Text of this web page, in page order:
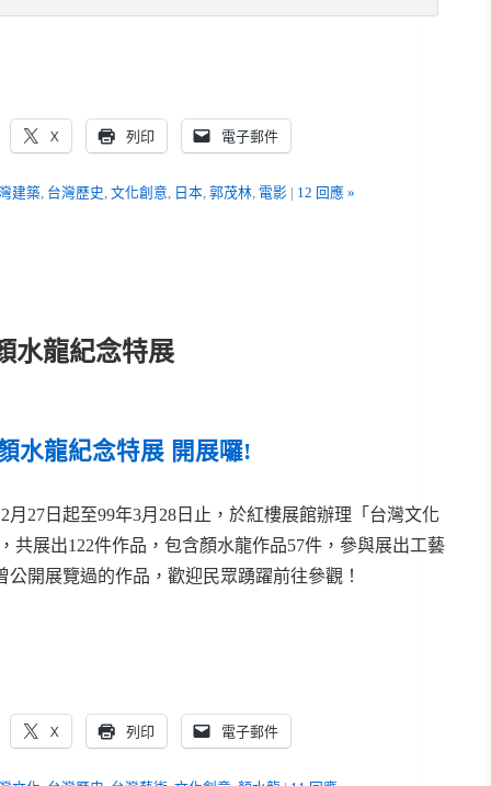
X 列印 電子郵件
建築, 台灣歷史, 文化創意, 日本, 郭茂林, 電影 12 回應 »
水龍紀念特展
水龍紀念特展 開展囉!
月27日起至99年3月28日止，於紅樓展館辦理「台灣文化
共展出122件作品，包含顏水龍作品57件，參與展出工藝
開展覽過的作品，歡迎民眾踴躍前往參觀！
X 列印 電子郵件